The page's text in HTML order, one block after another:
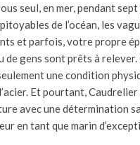
seul, en mer, pendant
de l’océan, les
et parfois, votre propre
de gens sont prêts à relever.
une condition
Et pourtant, Caudrelier
avec une détermination
en tant que marin